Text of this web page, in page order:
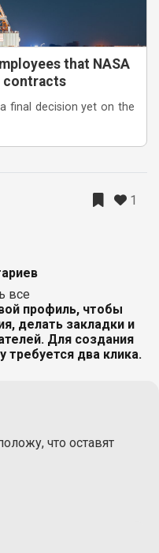
that NASA
contracts
final decision yet on the
1
все
профиль, чтобы
делать закладки и
Для создания
требуется два клика.
что оставят